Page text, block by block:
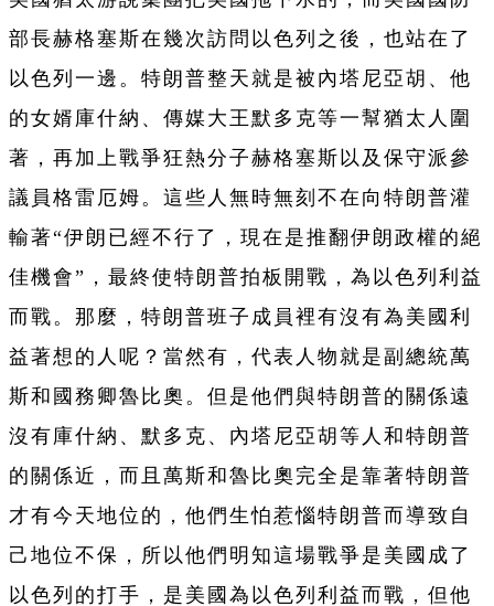
部長赫格塞斯在幾次訪問以色列之後，也站在了
以色列一邊。特朗普整天就是被內塔尼亞胡、他
的女婿庫什納、傳媒大王默多克等一幫猶太人圍
著，再加上戰爭狂熱分子赫格塞斯以及保守派參
議員格雷厄姆。這些人無時無刻不在向特朗普灌
輸著“伊朗已經不行了，現在是推翻伊朗政權的絕
佳機會”，最終使特朗普拍板開戰，為以色列利益
而戰。那麼，特朗普班子成員裡有沒有為美國利
益著想的人呢？當然有，代表人物就是副總統萬
斯和國務卿魯比奧。但是他們與特朗普的關係遠
沒有庫什納、默多克、內塔尼亞胡等人和特朗普
的關係近，而且萬斯和魯比奧完全是靠著特朗普
才有今天地位的，他們生怕惹惱特朗普而導致自
己地位不保，所以他們明知這場戰爭是美國成了
以色列的打手，是美國為以色列利益而戰，但他